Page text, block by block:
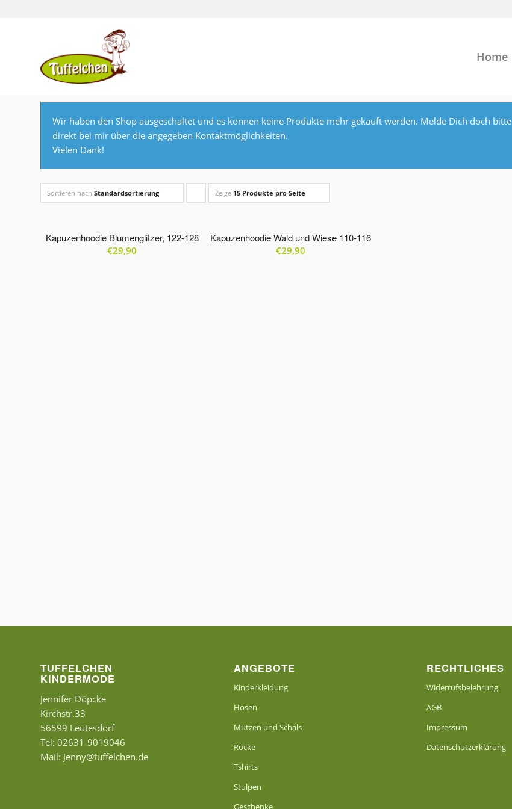
Home
Wir haben den Shop ausgeschaltet und es können keine Produkte mehr gekauft werden. Melde Dich doch bitte
direkt bei mir über die angegeben Kontaktmöglichkeiten.
Vielen Dank!
Sortieren nach Standardsortierung Klicke,
Zeige 15 Produkte pro Seite
Kapuzenhoodie Blumenglitzer, 122-128
€29,90
Kapuzenhoodie Wald und Wiese 110-116
€29,90
TUFFELCHEN
KINDERMODE
Jennifer Döpcke
Kirchstr.33
56599 Leutesdorf
Tel: 02631-9019046
Mail: Jenny@tuffelchen.de
ANGEBOTE
Kinderkleidung
Hosen
Mützen und Schals
Röcke
Tshirts
Stulpen
Geschenke
RECHTLICHES
Widerrufsbelehrung
AGB
Impressum
Datenschutzerklärung